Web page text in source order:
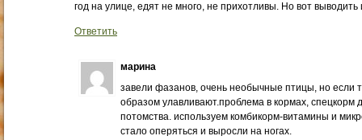
год на улице, едят не много, не прихотливы. Но вот
Ответить
марина
завели фазанов, очень необычные птицы, но если
образом улавливают.проблема в кормах, спецкорм
потомства. используем комбикорм-витамины и
стало оперяться и выросли на ногах.